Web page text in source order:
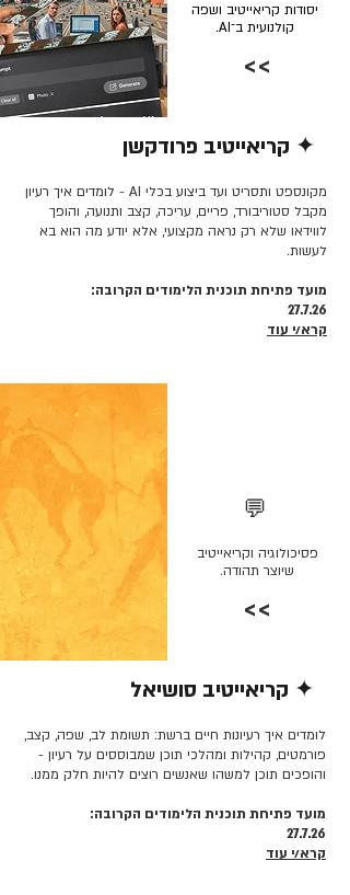
יסודות קריאייטיב ושפה
קולנועית ב־AI.
>>
✦ קריאייטיב פרודקשן
מקונספט ותסריט ועד ביצוע בכלי AI - לומדים איך רעיון
מקבל סטוריבורד, פריים, עריכה, קצב ותנועה, והופך
לווידאו שלא רק נראה מקצועי, אלא יודע מה הוא בא
לעשות.
מועד פתיחת תוכנית הלימודים הקרובה:
27.7.26
קרא/י עוד
💬
פסיכולוגיה וקריאייטיב
שיוצר תהודה.
>>
✦ קריאייטיב סושיאל
לומדים איך רעיונות חיים ברשת: תשומת לב, שפה, קצב,
פורמטים, קהילות ומהלכי תוכן שמבוססים על רעיון -
והופכים תוכן למשהו שאנשים רוצים להיות חלק ממנו.
מועד פתיחת תוכנית הלימודים הקרובה:
27.7.26
קרא/י עוד